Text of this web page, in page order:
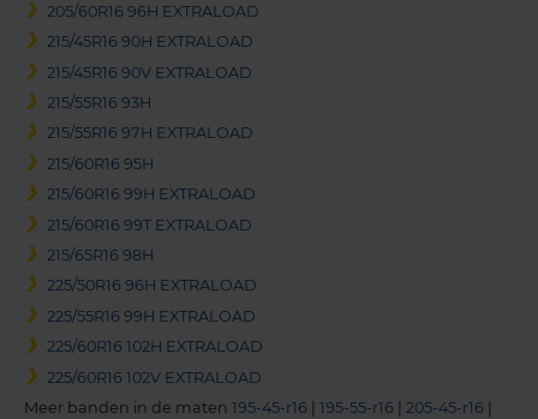
205/60R16 96H EXTRALOAD
215/45R16 90H EXTRALOAD
215/45R16 90V EXTRALOAD
215/55R16 93H
215/55R16 97H EXTRALOAD
215/60R16 95H
215/60R16 99H EXTRALOAD
215/60R16 99T EXTRALOAD
215/65R16 98H
225/50R16 96H EXTRALOAD
225/55R16 99H EXTRALOAD
225/60R16 102H EXTRALOAD
225/60R16 102V EXTRALOAD
Meer banden in de maten 195-45-r16 195-55-r16 205-45-r16